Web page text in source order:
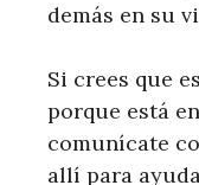
demás en su
Si crees que
porque está
comunícate
allí para